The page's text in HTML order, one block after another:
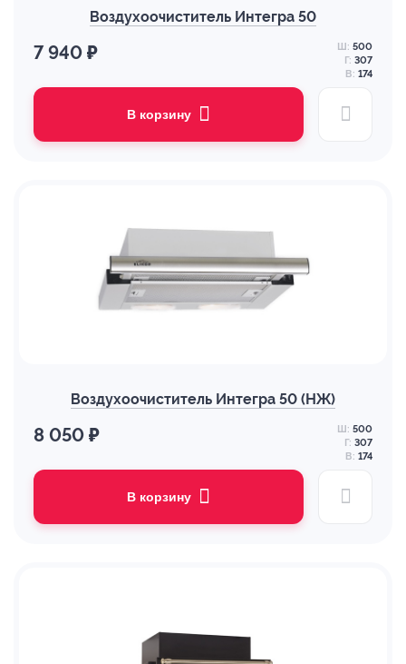
Воздухоочиститель Интегра 50
7 940 ₽ Ш: 500
Г: 307
В: 174
В корзину
Воздухоочиститель Интегра 50 (НЖ)
8 050 ₽ Ш: 500
Г: 307
В: 174
В корзину